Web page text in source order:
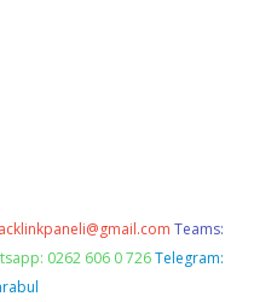
Teams:
0262 606 0 726 Telegram: